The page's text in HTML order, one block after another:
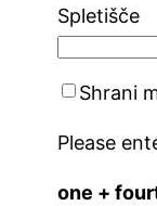
Spletišče
Shrani
Please
one +